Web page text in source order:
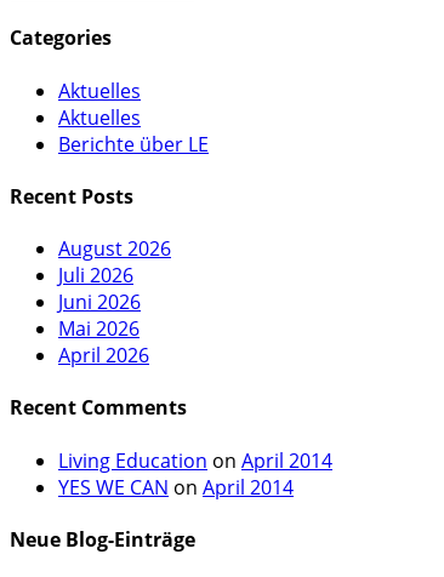
Categories
Aktuelles
Aktuelles
Berichte über LE
Recent Posts
August 2026
Juli 2026
Juni 2026
Mai 2026
April 2026
Recent Comments
Living Education on April 2014
YES WE CAN on April 2014
Neue Blog-Einträge